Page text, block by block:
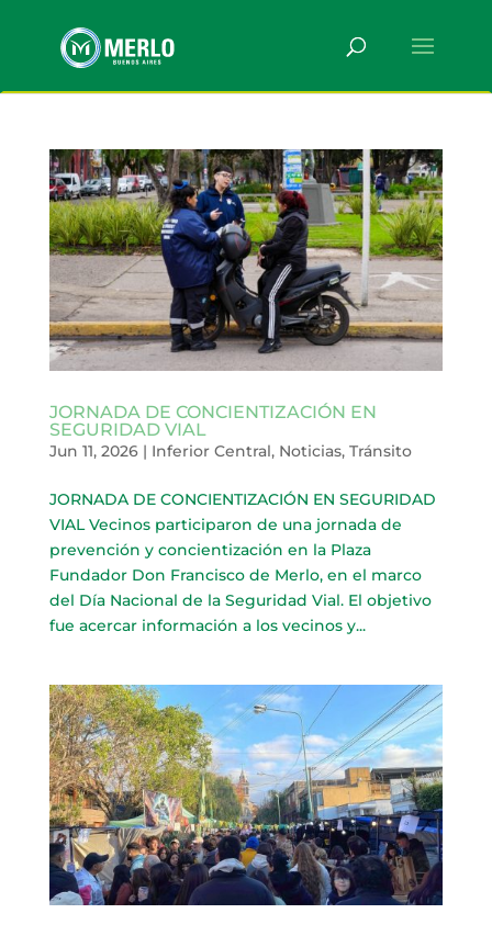
JORNADA DE CONCIENTIZACIÓN EN
SEGURIDAD VIAL
Jun 11, 2026| Inferior Central, Noticias, Tránsito
JORNADA DE CONCIENTIZACIÓN EN SEGURIDAD
VIAL Vecinos participaron de una jornada de
prevención y concientización en la Plaza
Fundador Don Francisco de Merlo, en el marco
del Día Nacional de la Seguridad Vial. El objetivo
fue acercar información a los vecinos y...